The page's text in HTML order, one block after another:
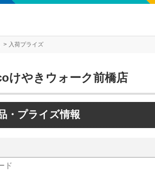
入荷プライズ
けやきウォーク前橋店
・プライズ情報